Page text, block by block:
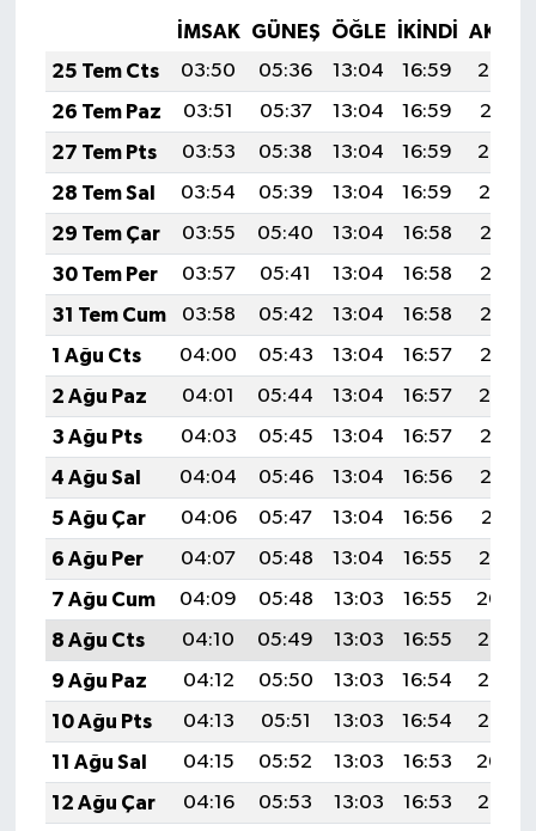
İMSAK GÜNEŞ ÖĞLE İKINDI
25 Tem Cts
03:50 05:36 13:04 16:59
20:22
26 Tem Paz
03:51 05:37 13:04 16:59
20:21
27 Tem Pts
03:53 05:38 13:04 16:59
20:20
28 Tem Sal
03:54 05:39 13:04 16:59
20:19
29 Tem Çar
03:55 05:40 13:04 16:58
20:18
30 Tem Per
03:57 05:41 13:04 16:58
20:17
31 Tem Cum
03:58 05:42 13:04 16:58
20:16
1 Ağu Cts
04:00 05:43 13:04 16:57
20:15
2 Ağu Paz
04:01 05:44 13:04 16:57
20:14
3 Ağu Pts
04:03 05:45 13:04 16:57
20:13
4 Ağu Sal
04:04 05:46 13:04 16:56
20:12
5 Ağu Çar
04:06 05:47 13:04 16:56
20:11
6 Ağu Per
04:07 05:48 13:04 16:55
20:10
7 Ağu Cum
04:09 05:48 13:03 16:55
20:09
8 Ağu Cts
04:10 05:49 13:03 16:55
20:07
9 Ağu Paz
04:12 05:50 13:03 16:54
20:06
10 Ağu Pts
04:13 05:51 13:03 16:54
20:05
11 Ağu Sal
04:15 05:52 13:03 16:53
20:04
12 Ağu Çar
04:16 05:53 13:03 16:53
20:02